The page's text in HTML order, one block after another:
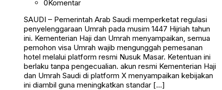
0Komentar
SAUDI – Pemerintah Arab Saudi memperketat regulasi
penyelenggaraan Umrah pada musim 1447 Hijriah tahun
ini. Kementerian Haji dan Umrah menyampaikan, semua
pemohon visa Umrah wajib mengunggah pemesanan
hotel melalui platform resmi Nusuk Masar. Ketentuan ini
berlaku tanpa pengecualian. akun resmi Kementerian Haji
dan Umrah Saudi di platform X menyampaikan kebijakan
ini diambil guna meningkatkan standar […]